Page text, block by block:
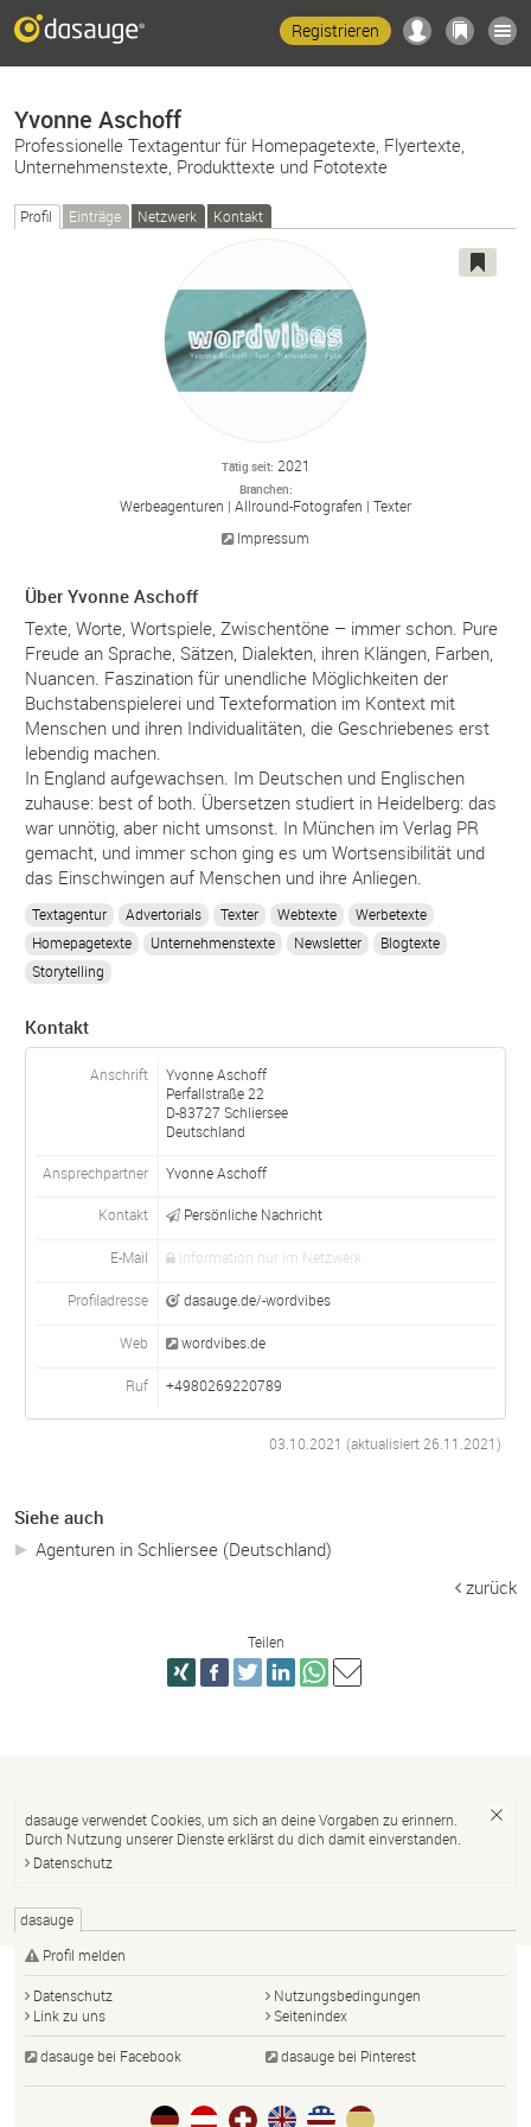
Registrieren
Yvonne Aschoff
Professionelle Textagentur für Homepagetexte, Flyertexte,
Unternehmenstexte, Produkttexte und Fototexte
Profil Einträge Netzwerk Kontakt
Tätig seit 2021
Branchen
Werbeagenturen Allround-Fotografen
Texter
Impressum
Über Yvonne Aschoff
Texte, Worte, Wortspiele, Zwischentöne – immer schon. Pure
Freude an Sprache, Sätzen, Dialekten, ihren Klängen, Farben,
Nuancen. Faszination für unendliche Möglichkeiten der
Buchstabenspielerei und Texteformation im Kontext mit
Menschen und ihren Individualitäten, die Geschriebenes erst
lebendig machen.
In England aufgewachsen. Im Deutschen und Englischen
zuhause: best of both. Übersetzen studiert in Heidelberg: das
war unnötig, aber nicht umsonst. In München im Verlag PR
gemacht, und immer schon ging es um Wortsensibilität und
das Einschwingen auf Menschen und ihre Anliegen.
Textagentur Advertorials Texter Webtexte
Werbetexte
Homepagetexte
Unternehmenstexte Newsletter
Blogtexte
Storytelling
Kontakt
Anschrift
Yvonne Aschoff
Perfallstraße 22
D-83727 Schliersee
Deutschland
Ansprechpartner YvonneAschoff
Kontakt Persönliche Nachricht
E-Mail Information nur im Netzwerk
Profiladresse dasauge.de/-wordvibes
Web wordvibes.de
Ruf +4980269220789
03.10.2021 (aktualisiert 26.11.2021)
Siehe auch
Agenturen in Schliersee (Deutschland)
zurück
Teilen
dasauge verwendet Cookies, um sich an deine Vorgaben zu erinnern.
Durch Nutzung unserer Dienste erklärst du dich damit einverstanden.
Datenschutz
dasauge
Profil melden
Datenschutz
Nutzungsbedingungen
Link zu uns
Seitenindex
dasauge bei Facebook dasauge bei Pinterest